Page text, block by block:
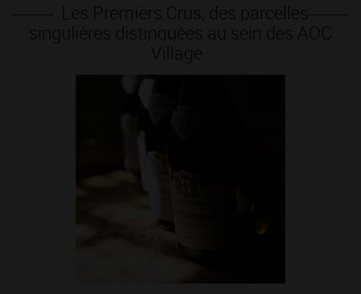
Les Premiers Crus, des parcelles
singulières distinguées au sein des AOC
Village